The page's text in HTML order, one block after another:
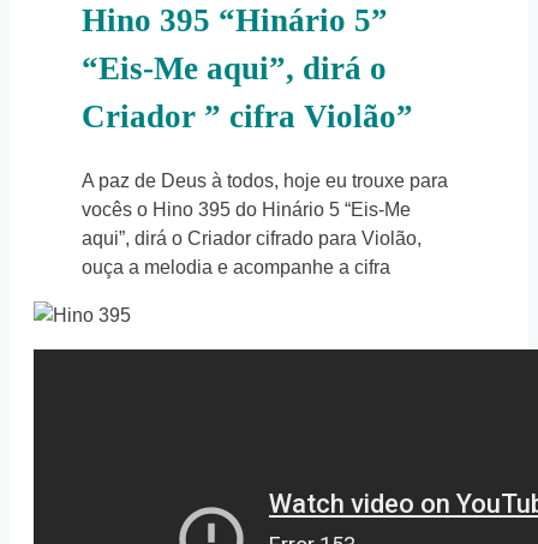
Hino 395 “Hinário 5”
“Eis-Me aqui”, dirá o
Criador ” cifra Violão”
A paz de Deus à todos, hoje eu trouxe para
vocês o Hino 395 do Hinário 5 “Eis-Me
aqui”, dirá o Criador cifrado para Violão,
ouça a melodia e acompanhe a cifra